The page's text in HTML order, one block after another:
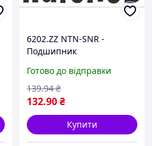
6202.ZZ NTN-SNR -
Подшипник
Готово до відправки
132.90₴
139.94 ₴
Купити